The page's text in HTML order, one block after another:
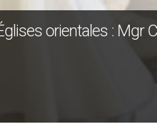
orientales : Mgr